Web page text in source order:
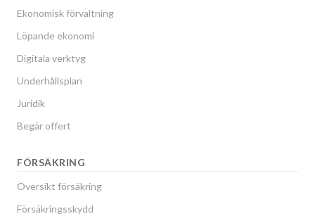
Ekonomisk förvaltning
Löpande ekonomi
Digitala verktyg
Underhållsplan
Juridik
Begär offert
FÖRSÄKRING
Översikt försäkring
Försäkringsskydd